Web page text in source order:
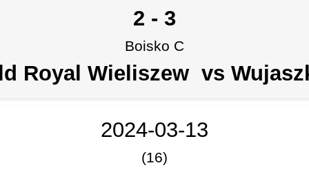
2 - 3
Boisko C
Royal Wieliszew vs
2024-03-13
(16)